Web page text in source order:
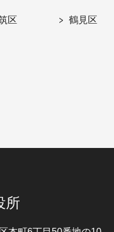
区 鶴見区
所